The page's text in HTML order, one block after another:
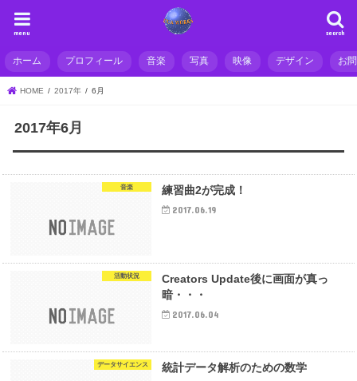
search
menu
ホーム プロフィール 音楽 写真 映像 デザイン お
HOME 2017年 6月
2017年6月
音楽 練習曲2が完成！
2017.06.19
活動状況
Creators Update後に画面が真っ
暗・・・
2017.06.04
データサイエンス 統計データ解析のための数学